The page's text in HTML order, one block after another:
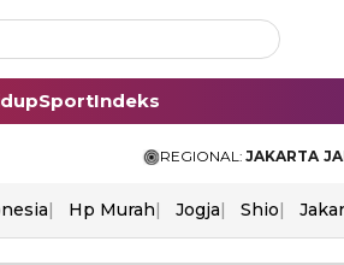
SportIndeks
REGIONAL: JAKARTA
Hp Murah Jogja Shio